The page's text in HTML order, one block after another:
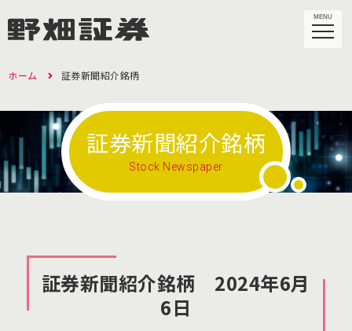
MENU
ホーム 証券新聞紹介銘柄
証券新聞紹介銘柄
Stock Newspaper
証券新聞紹介銘柄 2024年6月
6日